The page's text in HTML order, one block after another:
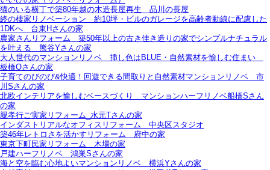
猫のいる横丁で築80年越の木造長屋再生＿品川の長屋
終の棲家リノベーション＿約10坪・ビルのガレージを高齢者動線に配慮した
1DKへ＿台東Hさんの家
農家さんリフォーム＿築50年以上の古き佳き造りの家でシンプルナチュラル
を叶える＿熊谷Yさんの家
大人世代のマンションリノベ＿挿し色はBLUE・自然素材を愉しむ住まい＿
板橋Oさんの家
子育てのびのび&快適！回遊できる間取りと自然素材マンションリノベ＿市
川Sさんの家
北欧インテリアを愉しむベースづくり＿マンションハーフリノベ船橋Sさん
の家
親孝行ご実家リフォーム_水元Tさんの家
インダストリアルなオフィスリフォーム＿中央区スタジオ
築46年レトロさを活かすリフォーム＿府中の家
東京下町民家リフォーム＿木場の家
戸建ハーフリノベ＿鴻巣Sさんの家
海と空を臨む心地よいマンションリノベ＿横浜Yさんの家